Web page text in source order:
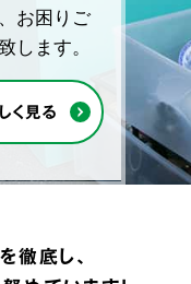
お困りご
します。
く見る
徹底し、